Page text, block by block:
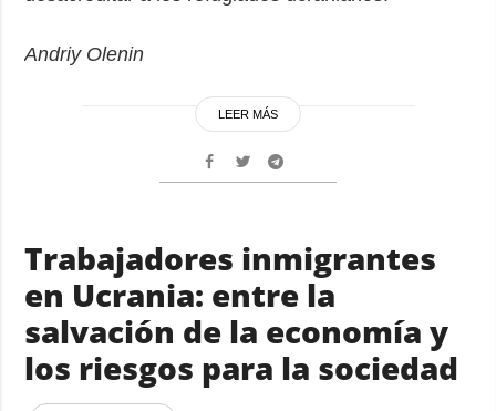
Andriy Olenin
LEER MÁS
Trabajadores inmigrantes
en Ucrania: entre la
salvación de la economía y
los riesgos para la sociedad